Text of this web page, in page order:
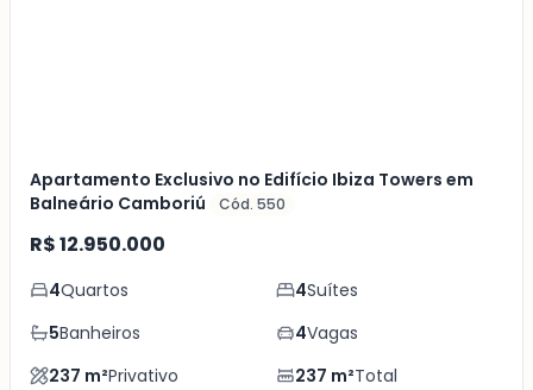
Apartamento Exclusivo no Edifício Ibiza Towers em
Balneário Camboriú
Cód. 550
R$ 12.950.000
4Quartos 4Suítes
5Banheiros 4Vagas
237 m²Privativo 237 m²Total